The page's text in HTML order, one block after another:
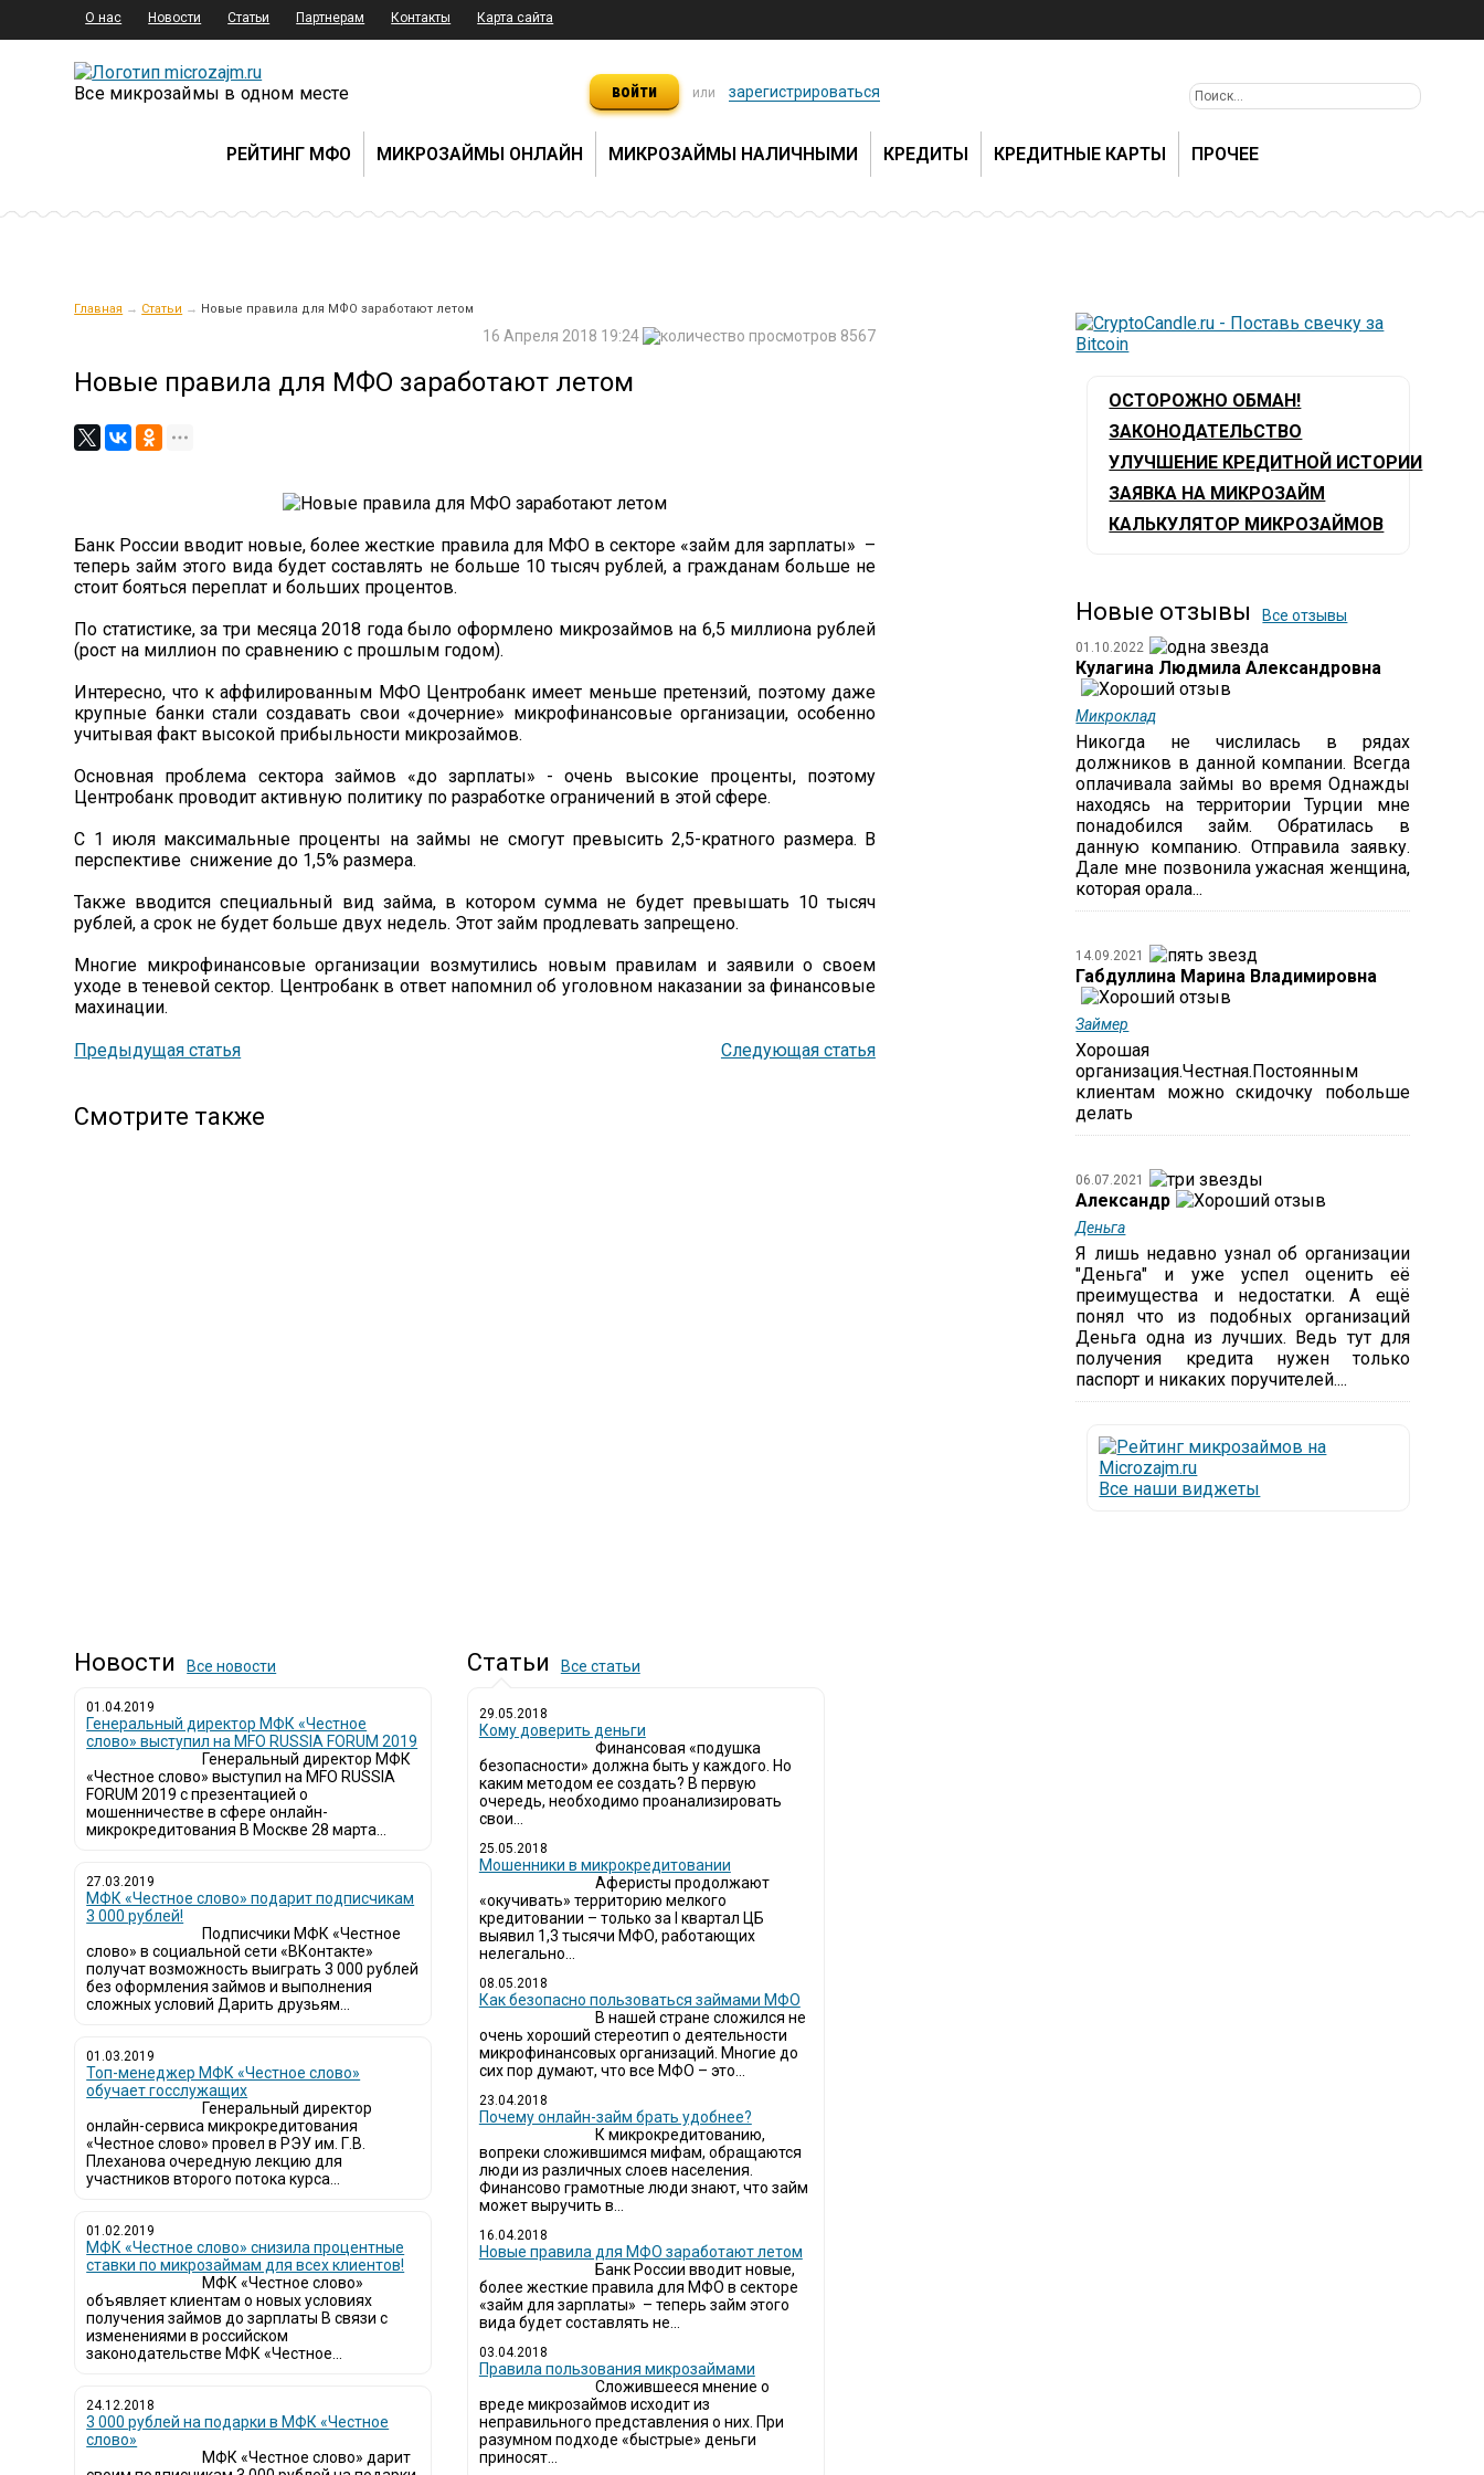
О нас Новости Статьи Партнерам Контакты Карта сайта
Все микрозаймы в одном месте войти или зарегистрироваться
РЕЙТИНГ МФО МИКРОЗАЙМЫ ОНЛАЙН МИКРОЗАЙМЫ НАЛИЧНЫМИ КРЕДИТЫ КРЕДИТНЫЕ КАРТЫ ПРОЧЕЕ
Главная → Статьи → Новые правила для МФО заработают летом
8567
16 Апреля 2018 19:24
Новые правила для МФО заработают летом
Банк России вводит новые, более жесткие правила для МФО в секторе «займ для зарплаты» –
теперь займ этого вида будет составлять не больше 10 тысяч рублей, а гражданам больше не
стоит бояться переплат и больших процентов.
По статистике, за три месяца 2018 года было оформлено микрозаймов на 6,5 миллиона рублей
(рост на миллион по сравнению с прошлым годом).
Интересно, что к аффилированным МФО Центробанк имеет меньше претензий, поэтому даже
крупные банки стали создавать свои «дочерние» микрофинансовые организации, особенно
учитывая факт высокой прибыльности микрозаймов.
Основная проблема сектора займов «до зарплаты» - очень высокие проценты, поэтому
Центробанк проводит активную политику по разработке ограничений в этой сфере.
С 1 июля максимальные проценты на займы не смогут превысить 2,5-кратного размера. В
перспективе снижение до 1,5% размера.
Также вводится специальный вид займа, в котором сумма не будет превышать 10 тысяч
рублей, а срок не будет больше двух недель. Этот займ продлевать запрещено.
Многие микрофинансовые организации возмутились новым правилам и заявили о своем
уходе в теневой сектор. Центробанк в ответ напомнил об уголовном наказании за финансовые
махинации.
Предыдущая статья Следующая статья
Смотрите также
Новости Все новости
01.04.2019
Генеральный директор МФК «Честное
слово» выступил на MFO RUSSIA FORUM 2019
Генеральный директор МФК
«Честное слово» выступил на MFO RUSSIA
FORUM 2019 с презентацией о
мошенничестве в сфере онлайн-
микрокредитования В Москве 28 марта...
27.03.2019
МФК «Честное слово» подарит подписчикам
3 000 рублей!
Подписчики МФК «Честное
слово» в социальной сети «ВКонтакте»
получат возможность выиграть 3 000 рублей
без оформления займов и выполнения
сложных условий Дарить друзьям...
01.03.2019
Топ-менеджер МФК «Честное слово»
обучает госслужащих
Генеральный директор
онлайн-сервиса микрокредитования
«Честное слово» провел в РЭУ им. Г.В.
Плеханова очередную лекцию для
участников второго потока курса...
01.02.2019
МФК «Честное слово» снизила процентные
ставки по микрозаймам для всех клиентов!
МФК «Честное слово»
объявляет клиентам о новых условиях
получения займов до зарплаты В связи с
изменениями в российском
законодательстве МФК «Честное...
24.12.2018
3 000 рублей на подарки в МФК «Честное
слово»
МФК «Честное слово» дарит
Статьи Все статьи
29.05.2018
Кому доверить деньги
Финансовая «подушка
безопасности» должна быть у каждого. Но
каким методом ее создать? В первую
очередь, необходимо проанализировать
свои...
25.05.2018
Мошенники в микрокредитовании
Аферисты продолжают
«окучивать» территорию мелкого
кредитовании – только за I квартал ЦБ
выявил 1,3 тысячи МФО, работающих
нелегально...
08.05.2018
Как безопасно пользоваться займами МФО
В нашей стране сложился не
очень хороший стереотип о деятельности
микрофинансовых организаций. Многие до
сих пор думают, что все МФО – это...
23.04.2018
Почему онлайн-займ брать удобнее?
К микрокредитованию,
вопреки сложившимся мифам, обращаются
люди из различных слоев населения.
Финансово грамотные люди знают, что займ
может выручить в...
16.04.2018
Новые правила для МФО заработают летом
Банк России вводит новые,
более жесткие правила для МФО в секторе
«займ для зарплаты» – теперь займ этого
вида будет составлять не...
03.04.2018
​Правила пользования микрозаймами
Сложившееся мнение о
вреде микрозаймов исходит из
неправильного представления о них. При
разумном подходе «быстрые» деньги
приносят...
ОСТОРОЖНО ОБМАН!
ЗАКОНОДАТЕЛЬСТВО
УЛУЧШЕНИЕ КРЕДИТНОЙ ИСТОРИИ
ЗАЯВКА НА МИКРОЗАЙМ
КАЛЬКУЛЯТОР МИКРОЗАЙМОВ
Новые отзывы Все отзывы
01.10.2022
Кулагина Людмила Александровна
Микроклад
Никогда не числилась в рядах
должников в данной компании. Всегда
оплачивала займы во время Однажды
находясь на территории Турции мне
понадобился займ. Обратилась в
данную компанию. Отправила заявку.
Дале мне позвонила ужасная женщина,
которая орала...
14.09.2021
Габдуллина Марина Владимировна
Займер
Хорошая
организация.Честная.Постоянным
клиентам можно скидочку побольше
делать
06.07.2021
Александр
Деньга
Я лишь недавно узнал об организации
"Деньга" и уже успел оценить её
преимущества и недостатки. А ещё
понял что из подобных организаций
Деньга одна из лучших. Ведь тут для
получения кредита нужен только
паспорт и никаких поручителей....
Все наши виджеты